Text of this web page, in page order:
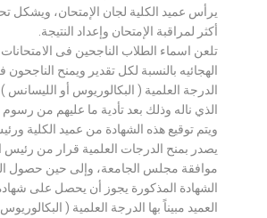
يرأس عميد الكلية لجان الإمتحان، ويشكل
أكثر لمراقبة الإمتحان وإعداد النتيجة.
تلعن اسماء الطلاب الناجحين فى
الهجائيه بالنسبة لكل تقدير ويمنح
الدرجة العلمية ( البكالوريوس أو الليسانس )
الذي ناله وذلك بعد تأدية ما عليهم من رسوم
ويتم توقيع هذه الشهادة من عميد الكلية
يصدر بمنح الدرجات العلمية قرار من رئيس
موافقة مجلس الجامعة، وإلى حين حصول
الشهادة المذكورة يجوز أن يحصل على
العميد مبيناً بها الدرجة العلمية (